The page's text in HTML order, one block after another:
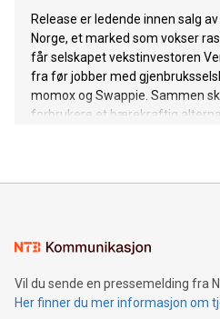
Release er ledende innen salg
Norge, et marked som vokser
får selskapet vekstinvestoren
fra før jobber med
momox og Swappie. Sammen
forbrukere et bærekraftig
Vil du sende en pressemelding fra
Her finner du mer informasjon om